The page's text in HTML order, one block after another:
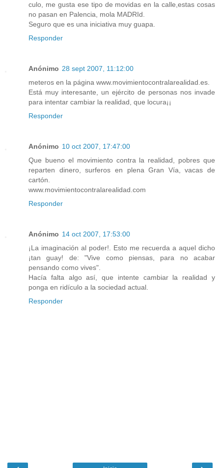
culo, me gusta ese tipo de movidas en la calle,estas cosas
no pasan en Palencia, mola MADRId.
Seguro que es una iniciativa muy guapa.
Responder
Anónimo 28 sept 2007, 11:12:00
meteros en la página www.movimientocontralarealidad.es.
Está muy interesante, un ejército de personas nos invade
para intentar cambiar la realidad, que locura¡¡
Responder
Anónimo 10 oct 2007, 17:47:00
Que bueno el movimiento contra la realidad, pobres que
reparten dinero, surferos en plena Gran Vía, vacas de
cartón.
www.movimientocontralarealidad.com
Responder
Anónimo 14 oct 2007, 17:53:00
¡La imaginación al poder!. Esto me recuerda a aquel dicho
¡tan guay! de: "Vive como piensas, para no acabar
pensando como vives".
Hacía falta algo así, que intente cambiar la realidad y
ponga en ridículo a la sociedad actual.
Responder